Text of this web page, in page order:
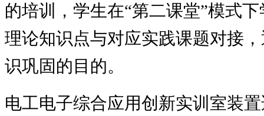
的培训，学生在“第二课堂”模式
理论知识点与对应实践课题对接
识巩固的目的。
电工电子综合应用创新实训室装